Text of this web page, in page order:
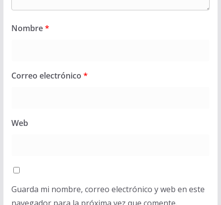
Nombre*
Correo electrónico *
Web
Guarda mi nombre, correo electrónico y web en este